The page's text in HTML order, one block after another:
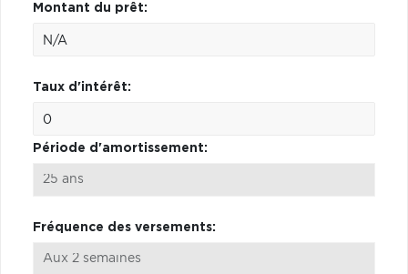
Montant du prêt:
Taux d'intérêt:
Période d'amortissement:
Fréquence des versements: